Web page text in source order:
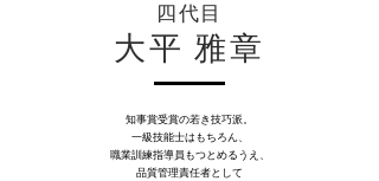
四代目
大平 雅章
知事賞受賞の若き技巧派。
一級技能士はもちろん、
職業訓練指導員もつとめるうえ、
品質管理責任者として